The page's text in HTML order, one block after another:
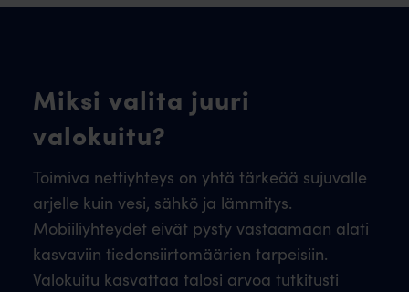
Miksi valita juuri
valokuitu?
Toimiva nettiyhteys on yhtä tärkeää sujuvalle
arjelle kuin vesi, sähkö ja lämmitys.
Mobiiliyhteydet eivät pysty vastaamaan alati
kasvaviin tiedonsiirtomäärien tarpeisiin.
Valokuitu kasvattaa talosi arvoa tutkitusti